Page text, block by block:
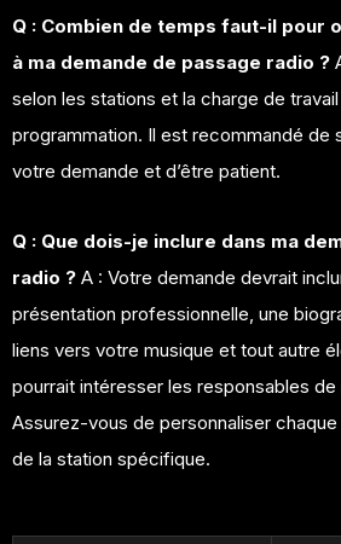
Q : Combien de temps faut-il pour
à ma demande de passage radio ?
selon les stations et la charge de
programmation. Il est recommandé de
votre demande et d’être patient.
Q : Que dois-je inclure dans ma
radio ? A : Votre demande devrait
présentation professionnelle, une
liens vers votre musique et tout autre
pourrait intéresser les responsables
Assurez-vous de personnaliser
de la station spécifique.